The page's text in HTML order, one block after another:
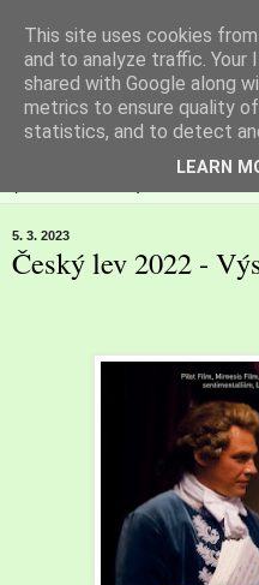
Filmspot
Recenze Honzy Vargy na
5. 3. 2023
Český lev 2022 -
This site uses cookies
and to analyze traffic. Your
shared with Google along
metrics to ensure quality
statistics, and to detect
LEARN